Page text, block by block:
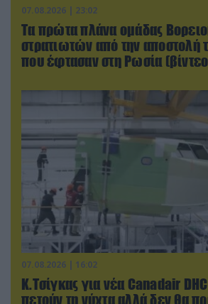
07.08.2026 | 23:02
Τα πρώτα πλάνα ομάδας
στρατιωτών από την αποστολή
που έφτασαν στη Ρωσία
07.08.2026 | 16:02
Κ.Τσίγκας για νέα Canadair
πετούν τη νύχτα αλλά δεν θα